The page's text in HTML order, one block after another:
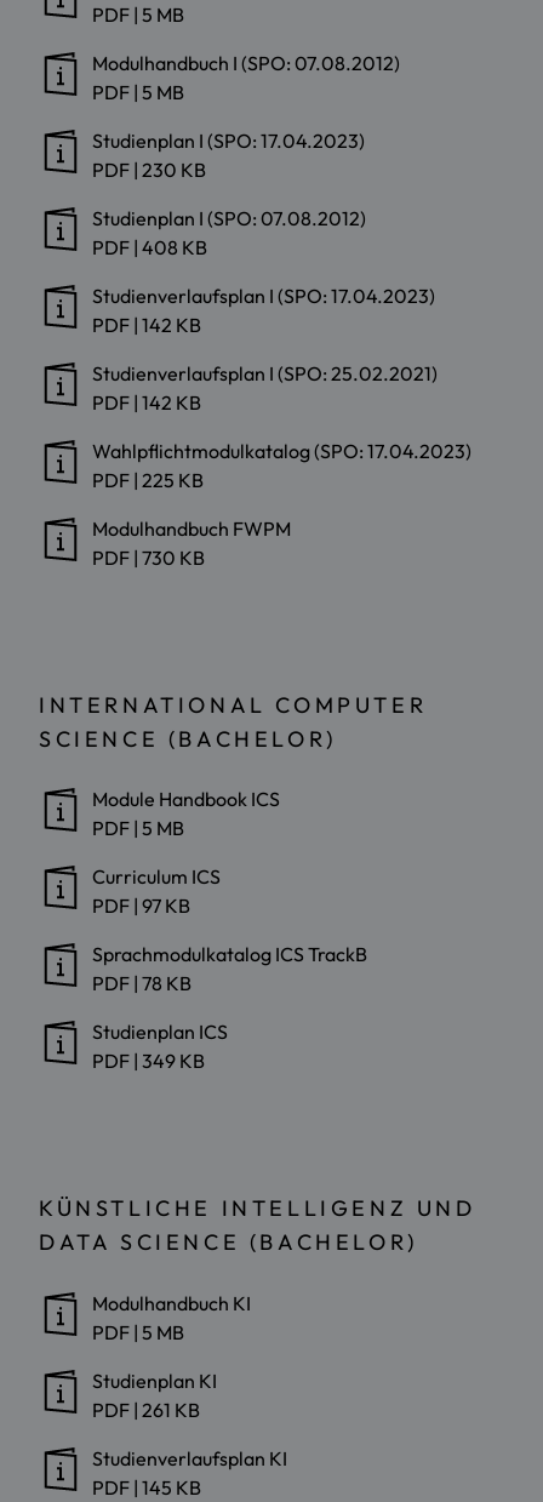
PDF | 5 MB
Modulhandbuch I (SPO: 07.08.2012)
PDF | 5 MB
Studienplan I (SPO: 17.04.2023)
PDF | 230 KB
Studienplan I (SPO: 07.08.2012)
PDF | 408 KB
Studienverlaufsplan I (SPO: 17.04.2023)
PDF | 142 KB
Studienverlaufsplan I (SPO: 25.02.2021)
PDF | 142 KB
Wahlpflichtmodulkatalog (SPO: 17.04.2023)
PDF | 225 KB
Modulhandbuch FWPM
PDF | 730 KB
INTERNATIONAL COMPUTER
SCIENCE (BACHELOR)
Module Handbook ICS
PDF | 5 MB
Curriculum ICS
PDF | 97 KB
Sprachmodulkatalog ICS TrackB
PDF | 78 KB
Studienplan ICS
PDF | 349 KB
KÜNSTLICHE INTELLIGENZ UND
DATA SCIENCE (BACHELOR)
Modulhandbuch KI
PDF | 5 MB
Studienplan KI
PDF | 261 KB
Studienverlaufsplan KI
PDF | 145 KB